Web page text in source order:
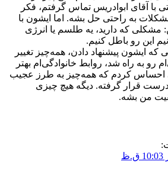
آقای ابوادریس تماس گرفتم، فکر
به راحتی حل بشه. اما ایشون با
که دارید، یه طلسم یا انرژی
این رو باطل کنیم.
که ایشون پیشنهاد دادن، همه‌چیز تغییر
رو به راه شد، روابط خانوادگی‌ام بهتر
احساس کردم که همه‌چیز به طرز عجیب
قرار گرفته. دیگه هیچ چیزی
من بشه.